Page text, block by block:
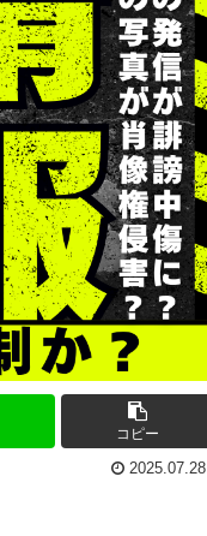
コピー
2025.07.28